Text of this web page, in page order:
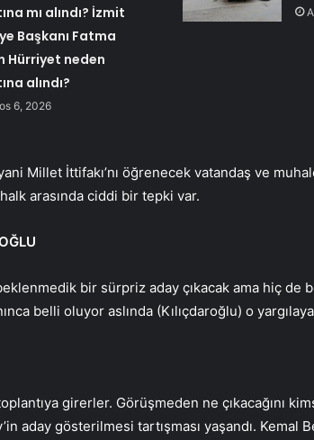
mı alındı? İzmit
Başkanı Fatma
Hürriyet neden
alındı?
6, 2026
yani Millet İttifakı’nı öğrenecek vatandaş ve
arasında ciddi bir tepki var.
bir sürpriz aday çıkacak ama hiç de
belli oluyor aslında (Kılıçdaroğlu) o
girerler. Görüşmeden ne çıkacağını
aday gösterilmesi tartışması yaşandı. Kemal